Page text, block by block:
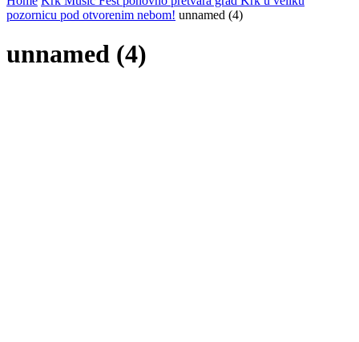
pozornicu pod otvorenim nebom! unnamed (4)
unnamed (4)